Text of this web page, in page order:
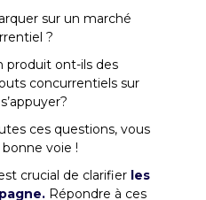
sur un marché
?
produit ont-ils des
concurrentiels sur
ces questions, vous
voie !
crucial de clarifier les
Répondre à ces